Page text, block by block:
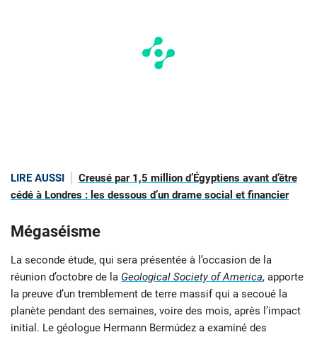
LIRE AUSSI
Creusé par 1,5 million d’Égyptiens avant d’être
cédé à Londres : les dessous d’un drame social et financier
Mégaséisme
La seconde étude, qui sera présentée à l’occasion de la
réunion d’octobre de la Geological Society of America, apporte
la preuve d’un tremblement de terre massif qui a secoué la
planète pendant des semaines, voire des mois, après l’impact
initial. Le géologue Hermann Bermúdez a examiné des